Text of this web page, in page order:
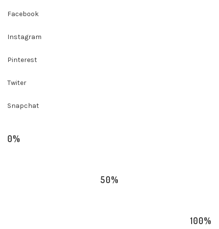
Facebook
Instagram
Pinterest
Twiter
Snapchat
0%
50%
100%